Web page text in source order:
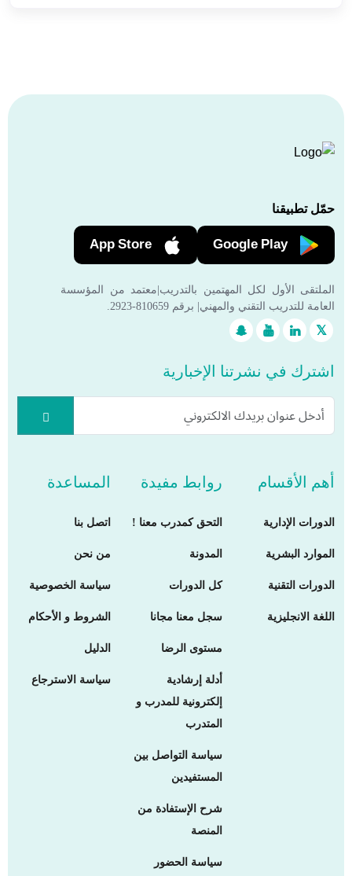
حمّل تطبيقنا
Google Play
App Store
الملتقى الأول لكل المهتمين بالتدريب|معتمد من المؤسسة
العامة للتدريب التقني والمهني| برقم 810659-2923.
اشترك في نشرتنا الإخبارية
أهم الأقسام
الدورات الإدارية
الموارد البشرية
الدورات التقنية
اللغة الانجليزية
روابط مفيدة
التحق كمدرب معنا !
المدونة
كل الدورات
سجل معنا مجانا
مستوى الرضا
أدلة إرشادية
إلكترونية للمدرب و
المتدرب
سياسة التواصل بين
المستفيدين
شرح الإستفادة من
المنصة
سياسة الحضور
المساعدة
اتصل بنا
من نحن
سياسة الخصوصية
الشروط و الأحكام
الدليل
سياسة الاسترجاع